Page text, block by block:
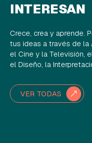
INTERESAN
Crece, crea y aprende.
tus ideas a través de la
el Cine y la Televisión,
el Diseño, la
VER TODAS